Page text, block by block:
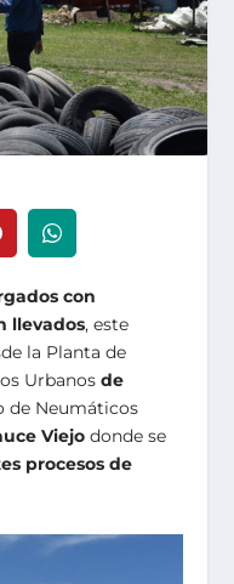
con
llevados, este
la Planta de
Urbanosde
de Neumáticos
Viejo donde se
procesos de